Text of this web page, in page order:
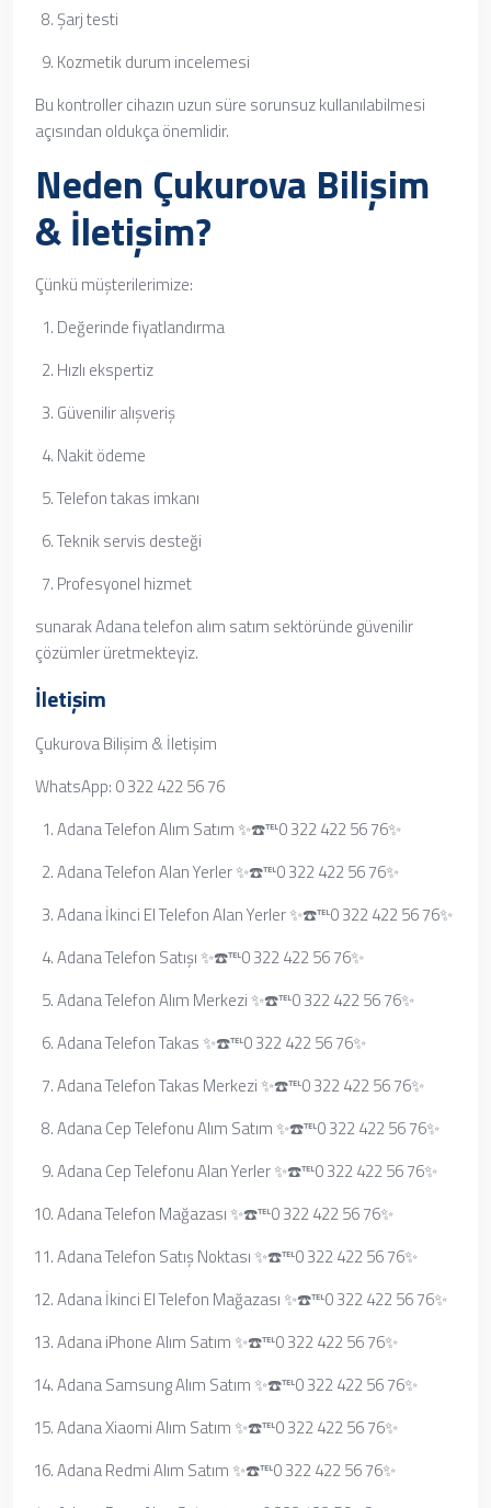
Şarj testi
Kozmetik durum incelemesi
Bu kontroller cihazın uzun süre sorunsuz kullanılabilmesi
açısından oldukça önemlidir.
Neden Çukurova Bilişim
& İletişim?
Çünkü müşterilerimize:
Değerinde fiyatlandırma
Hızlı ekspertiz
Güvenilir alışveriş
Nakit ödeme
Telefon takas imkanı
Teknik servis desteği
Profesyonel hizmet
sunarak Adana telefon alım satım sektöründe güvenilir
çözümler üretmekteyiz.
İletişim
Çukurova Bilişim & İletişim
WhatsApp: 0 322 422 56 76
Adana Telefon Alım Satım ✨☎️℡0 322 422 56 76✨
Adana Telefon Alan Yerler ✨☎️℡0 322 422 56 76✨
Adana İkinci El Telefon Alan Yerler ✨☎️℡0 322 422 56 76✨
Adana Telefon Satışı ✨☎️℡0 322 422 56 76✨
Adana Telefon Alım Merkezi ✨☎️℡0 322 422 56 76✨
Adana Telefon Takas ✨☎️℡0 322 422 56 76✨
Adana Telefon Takas Merkezi ✨☎️℡0 322 422 56 76✨
Adana Cep Telefonu Alım Satım ✨☎️℡0 322 422 56 76✨
Adana Cep Telefonu Alan Yerler ✨☎️℡0 322 422 56 76✨
Adana Telefon Mağazası ✨☎️℡0 322 422 56 76✨
Adana Telefon Satış Noktası ✨☎️℡0 322 422 56 76✨
Adana İkinci El Telefon Mağazası ✨☎️℡0 322 422 56 76✨
Adana iPhone Alım Satım ✨☎️℡0 322 422 56 76✨
Adana Samsung Alım Satım ✨☎️℡0 322 422 56 76✨
Adana Xiaomi Alım Satım ✨☎️℡0 322 422 56 76✨
Adana Redmi Alım Satım ✨☎️℡0 322 422 56 76✨